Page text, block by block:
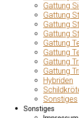
Gattung
Gattung
Gattung
Gattung
Gattung
Gattung
Gattung
Gattung
Hybriden
Sonstiges
Sonstiges